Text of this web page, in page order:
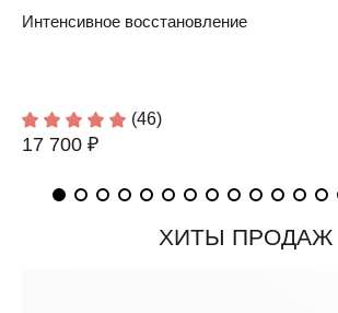
Интенсивное восстановление
(46)
17 700 ₽
ХИТЫ ПРОДАЖ